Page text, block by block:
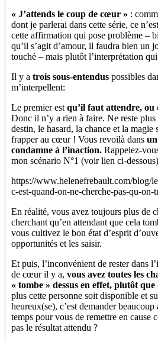
« J’attends le coup de cœur » :
dont je parlerai dans cette série, ce
cette affirmation qui pose problème –
qu’il s’agit d’amour, il faudra bien un
touché – mais plutôt l’interprétation
Il y a trois sous-entendus possibles
m’interpellent:
Le premier est qu’il faut attendre, ou
Donc il n’y a rien à faire. Ne reste plus
destin, le hasard, la chance et la magie
frapper au cœur ! Vous revoilà dans
condamne à l’inaction. Rappelez-
mon scénario N°1 (voir lien ci-
https://www.helenefrebault.com/blog/
c-est-quand-on-ne-cherche-pas-qu-on-
En réalité, vous avez toujours plus de
cherchant qu’en attendant que cela
vous cultivez le bon état d’esprit
opportunités et les saisir.
Et puis, l’inconvénient de rester dans
de cœur il y a, vous avez toutes les
« tombe » dessus en effet, plutôt
plus cette personne soit disponible et
heureux(se), c’est demander
temps pour vous de remettre en cause
pas le résultat attendu ?